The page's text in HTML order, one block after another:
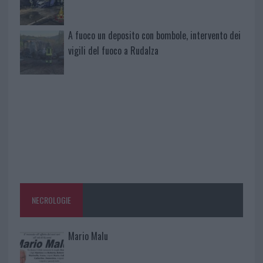
A fuoco un deposito con bombole, intervento dei
vigili del fuoco a Rudalza
NECROLOGIE
Mario Malu